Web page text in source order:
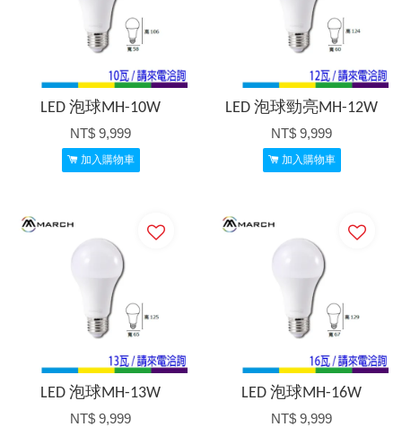
LED 泡球MH-10W
NT$ 9,999
加入購物車
LED 泡球勁亮MH-12W
NT$ 9,999
加入購物車
LED 泡球MH-13W
NT$ 9,999
LED 泡球MH-16W
NT$ 9,999